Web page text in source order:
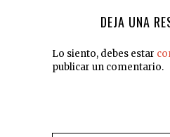
DEJA UNA
Lo siento, debes estar
publicar un comentario.